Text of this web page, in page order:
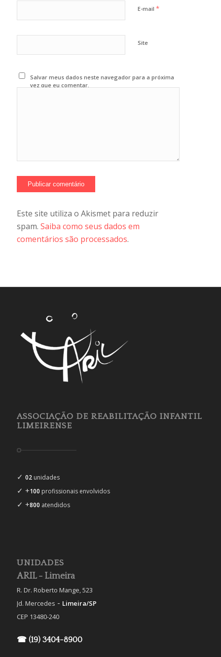
E-mail *
Site
Salvar meus dados neste navegador para a próxima
vez que eu comentar.
Este site utiliza o Akismet para reduzir
spam. Saiba como seus dados em
comentários são processados.
ASSOCIAÇÃO DE REABILITAÇÃO INFANTIL
LIMEIRENSE
✓ 02unidades
✓ +100 profissionais envolvidos
✓ +800 atendidos
UNIDADES
ARIL - Limeira
R. Dr. Roberto Mange, 523
Jd. Mercedes - Limeira/SP
CEP 13480-240
☎ (19) 3404-8900